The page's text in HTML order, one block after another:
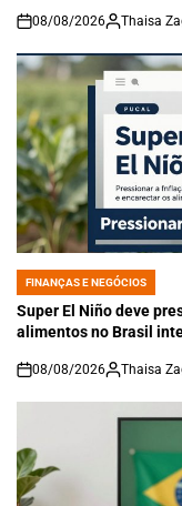
on
08/08/2026 Thaisa
POSTED
IN
FINANÇAS E NEGÓCIOS
Super El Niño deve
alimentos no Brasil
on
08/08/2026 Thaisa